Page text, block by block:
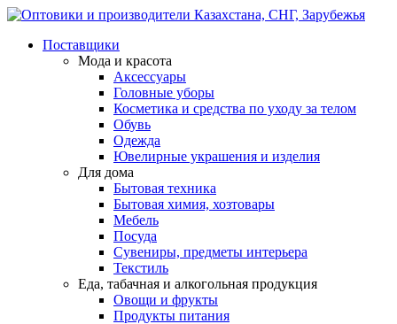
Поставщики
Мода и красота
Аксессуары
Головные уборы
Косметика и средства по уходу за телом
Обувь
Одежда
Ювелирные украшения и изделия
Для дома
Бытовая техника
Бытовая химия, хозтовары
Мебель
Посуда
Сувениры, предметы интерьера
Текстиль
Еда, табачная и алкогольная продукция
Овощи и фрукты
Продукты питания